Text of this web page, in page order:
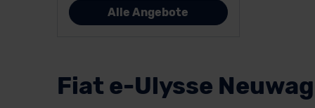
Alle Angebote
Fiat e-Ulysse